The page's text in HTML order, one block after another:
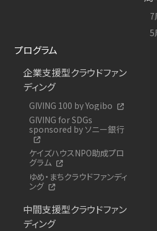
7
5
プログラム
企業支援型クラウドファン
ディング
GIVING 100 by Yogibo
GIVING for SDGs
sponsored by ソニー銀行
ケイズハウスNPO助成プロ
グラム
ゆめ・まちクラウドファンディ
ング
中間支援型クラウドファン
ディング